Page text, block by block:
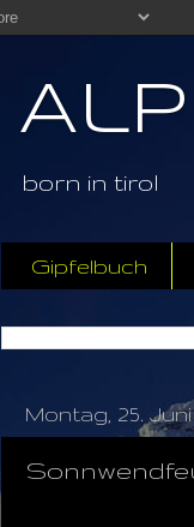
born in tirol
Gipfelbuch
Montag, 25. Juni